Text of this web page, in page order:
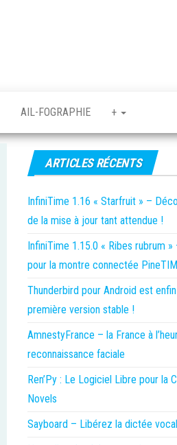
AIL-FOGRAPHIE +
ARTICLES RÉCENTS
InfiniTime 1.16 « Starfruit » –
de la mise à jour tant attendue !
InfiniTime 1.15.0 « Ribes rubrum
pour la montre connectée
Thunderbird pour Android est
première version stable !
AmnestyFrance – la France à
reconnaissance faciale
Ren’Py : Le Logiciel Libre pour la
Novels
Sayboard – Libérez la dictée